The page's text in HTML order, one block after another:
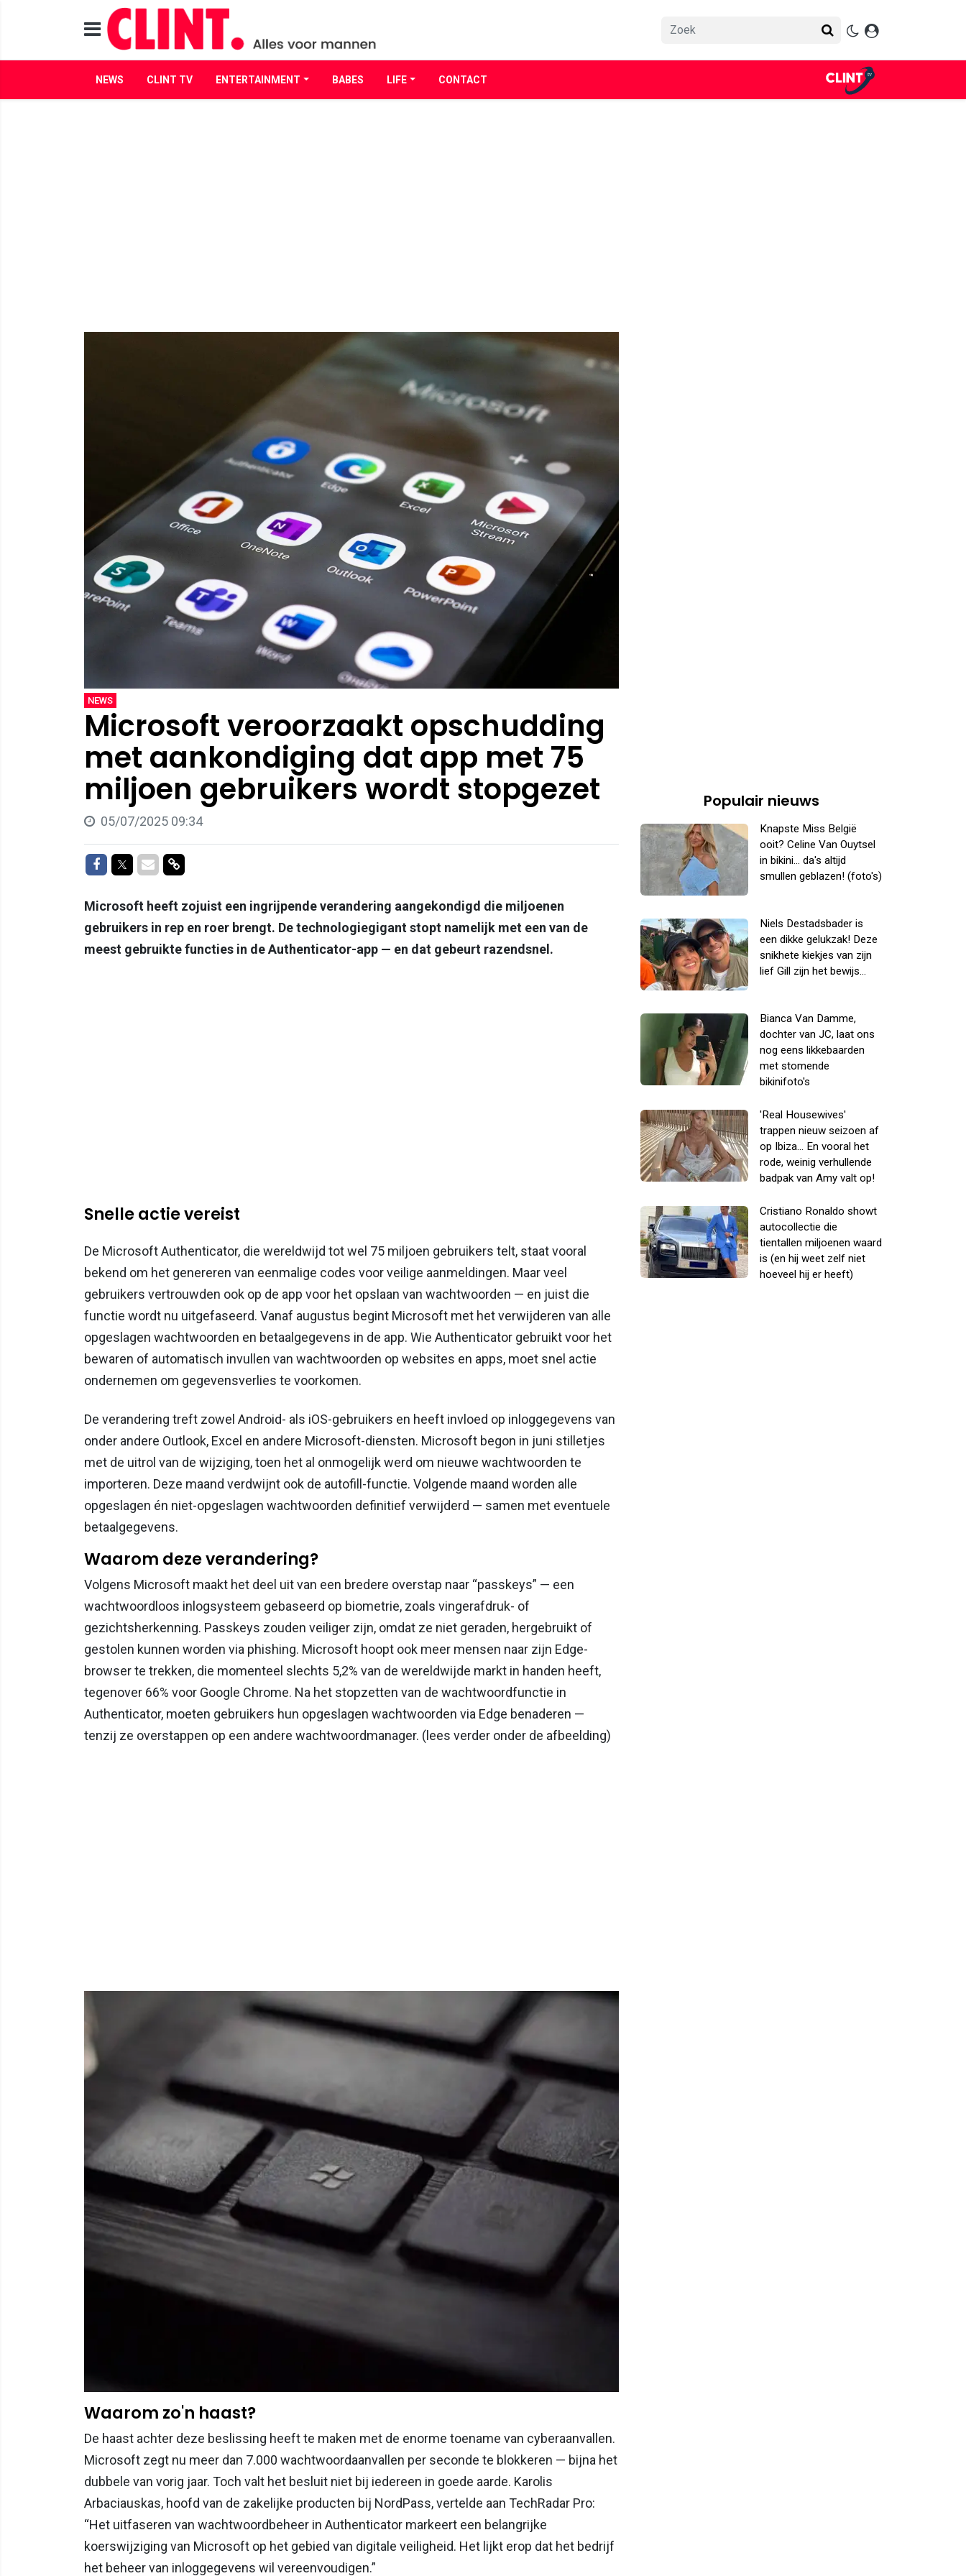
NEWS CLINT TV ENTERTAINMENT BABES LIFE CONTACT
NEWS
Microsoft veroorzaakt opschudding
met aankondiging dat app met 75
miljoen gebruikers wordt stopgezet
05/07/2025 09:34
Delen op Facebook
Delen op Twitter
Delen via Mail
Delen via link
Microsoft heeft zojuist een ingrijpende verandering aangekondigd die miljoenen
gebruikers in rep en roer brengt. De technologiegigant stopt namelijk met een van de
meest gebruikte functies in de Authenticator-app — en dat gebeurt razendsnel.
Snelle actie vereist
De Microsoft Authenticator, die wereldwijd tot wel 75 miljoen gebruikers telt, staat vooral
bekend om het genereren van eenmalige codes voor veilige aanmeldingen. Maar veel
gebruikers vertrouwden ook op de app voor het opslaan van wachtwoorden — en juist die
functie wordt nu uitgefaseerd. Vanaf augustus begint Microsoft met het verwijderen van alle
opgeslagen wachtwoorden en betaalgegevens in de app. Wie Authenticator gebruikt voor het
bewaren of automatisch invullen van wachtwoorden op websites en apps, moet snel actie
ondernemen om gegevensverlies te voorkomen.
De verandering treft zowel Android- als iOS-gebruikers en heeft invloed op inloggegevens van
onder andere Outlook, Excel en andere Microsoft-diensten. Microsoft begon in juni stilletjes
met de uitrol van de wijziging, toen het al onmogelijk werd om nieuwe wachtwoorden te
importeren. Deze maand verdwijnt ook de autofill-functie. Volgende maand worden alle
opgeslagen én niet-opgeslagen wachtwoorden definitief verwijderd — samen met eventuele
betaalgegevens.
Waarom deze verandering?
Volgens Microsoft maakt het deel uit van een bredere overstap naar “passkeys” — een
wachtwoordloos inlogsysteem gebaseerd op biometrie, zoals vingerafdruk- of
gezichtsherkenning. Passkeys zouden veiliger zijn, omdat ze niet geraden, hergebruikt of
gestolen kunnen worden via phishing. Microsoft hoopt ook meer mensen naar zijn Edge-
browser te trekken, die momenteel slechts 5,2% van de wereldwijde markt in handen heeft,
tegenover 66% voor Google Chrome. Na het stopzetten van de wachtwoordfunctie in
Authenticator, moeten gebruikers hun opgeslagen wachtwoorden via Edge benaderen —
tenzij ze overstappen op een andere wachtwoordmanager. (lees verder onder de afbeelding)
Waarom zo'n haast?
De haast achter deze beslissing heeft te maken met de enorme toename van cyberaanvallen.
Microsoft zegt nu meer dan 7.000 wachtwoordaanvallen per seconde te blokkeren — bijna het
dubbele van vorig jaar. Toch valt het besluit niet bij iedereen in goede aarde. Karolis
Arbaciauskas, hoofd van de zakelijke producten bij NordPass, vertelde aan TechRadar Pro:
“Het uitfaseren van wachtwoordbeheer in Authenticator markeert een belangrijke
koerswijziging van Microsoft op het gebied van digitale veiligheid. Het lijkt erop dat het bedrijf
het beheer van inloggegevens wil vereenvoudigen.”
Populair nieuws
Knapste Miss België
ooit? Celine Van Ouytsel
in bikini... da's altijd
smullen geblazen! (foto's)
Niels Destadsbader is
een dikke gelukzak! Deze
snikhete kiekjes van zijn
lief Gill zijn het bewijs...
Bianca Van Damme,
dochter van JC, laat ons
nog eens likkebaarden
met stomende
bikinifoto's
'Real Housewives'
trappen nieuw seizoen af
op Ibiza... En vooral het
rode, weinig verhullende
badpak van Amy valt op!
Cristiano Ronaldo showt
autocollectie die
tientallen miljoenen waard
is (en hij weet zelf niet
hoeveel hij er heeft)